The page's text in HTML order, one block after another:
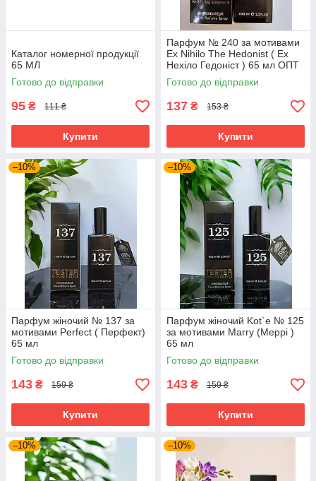
Каталог номерної продукції
65 МЛ
Готово до відправки
95 ₴ 111 ₴
Купити
Парфум № 240 за мотивами
Ex Nihilo The Hedonist ( Ех
Нехіло Гедоніст ) 65 мл ОПТ
Готово до відправки
137 ₴ 153 ₴
Купити
–10%
Парфум жіночий № 137 за
мотивами Perfect ( Перфект)
65 мл
Готово до відправки
143 ₴ 159 ₴
Купити
–10%
Парфум жіночий Kot`e № 125
за мотивами Marry (Меррі )
65 мл
Готово до відправки
143 ₴ 159 ₴
Купити
–10% –10%